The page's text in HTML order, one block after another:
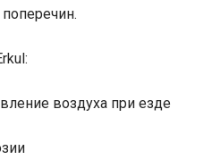
воздуха при езде